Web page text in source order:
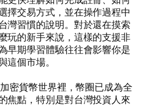
擇交易方式，並在操作過程中
灣習慣的說明。對於還在摸索
玩的新手來說，這樣的支援非
早期學習體驗往往會影響你是
這個市場。
密貨幣世界裡，幣圈已成為全
焦點，特別是對台灣投資人來